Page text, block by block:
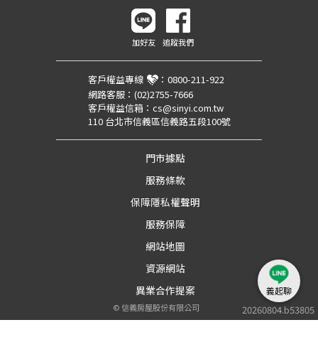
20260804.b53805
加好友 追蹤我們
客戶權益專線 ： 0800-211-922
網路客服： (02)2755-7666
客戶權益信箱： cs@sinyi.com.tw
110 台北市信義區信義路五段100號
門市據點
服務條款
保障隱私權聲明
服務保障
網站地圖
資源網站
異業合作提案
©信義房屋股份有限公司
義起聊